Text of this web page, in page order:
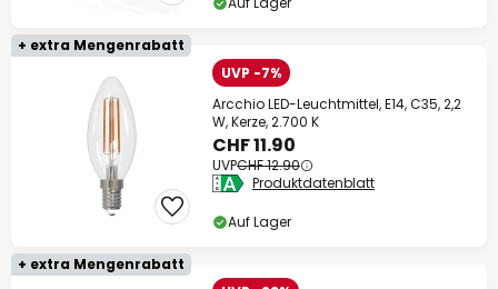
+ extra Mengenrabatt
UVP -7%
Arcchio LED-Leuchtmittel, E14, C35, 2,2
W, Kerze, 2.700 K
CHF 11.90
UVPCHF 12.90
Produktdatenblatt
Auf Lager
+ extra Mengenrabatt